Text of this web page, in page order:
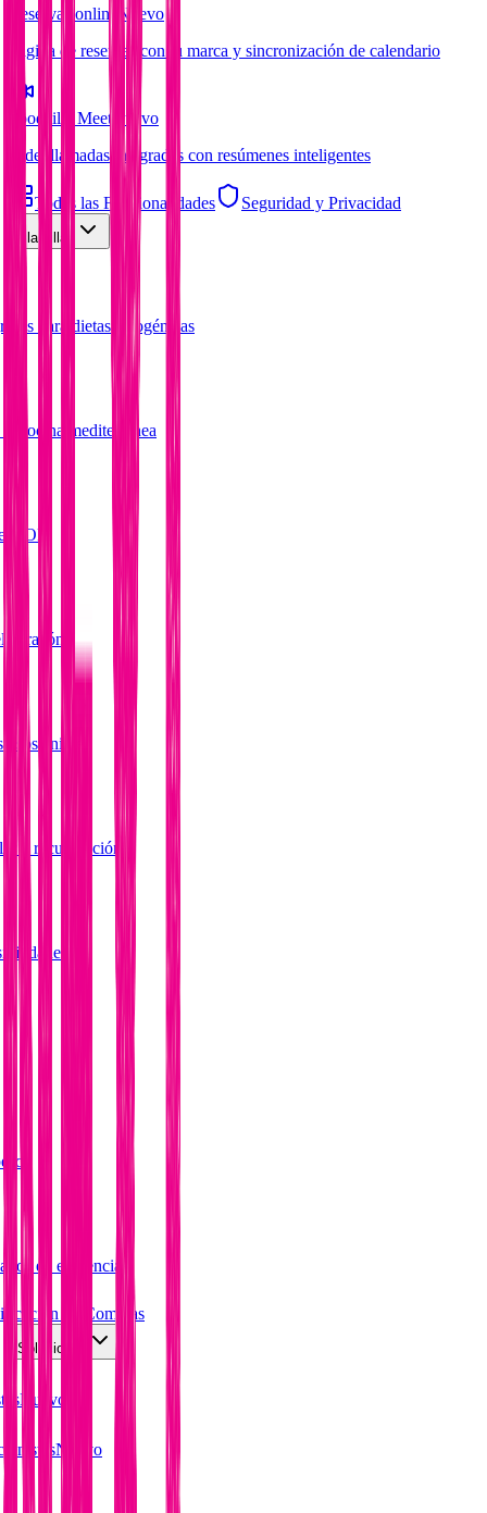
Reservas online Nuevo
Página de reservas con tu marca y sincronización de calendario
Foodzilla Meet
Nuevo
Videollamadas integradas con resúmenes inteligentes
Todas las Funcionalidades Seguridad y Privacidad
Plantillas
para dietas cetogénicas
cocina mediterránea
SOP
corazón
sostenible
y recuperación
en evidencia
de Comidas
Soluciones
Nuevo
Nuevo